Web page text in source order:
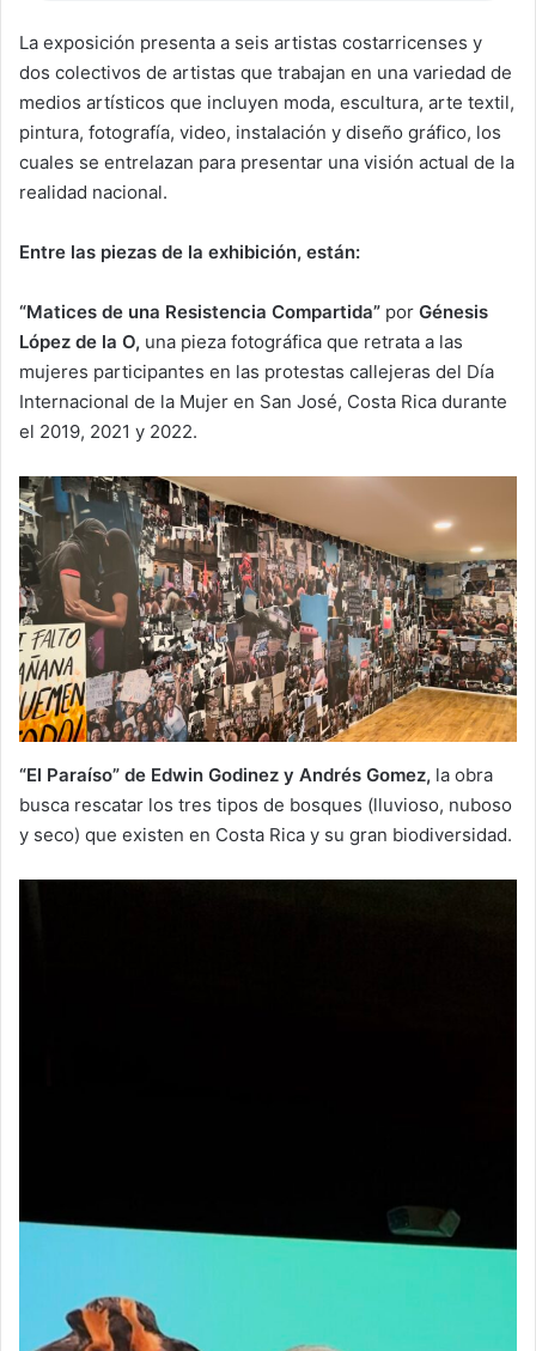
La exposición presenta a seis artistas costarricenses y
dos colectivos de artistas que trabajan en una variedad de
medios artísticos que incluyen moda, escultura, arte textil,
pintura, fotografía, video, instalación y diseño gráfico, los
cuales se entrelazan para presentar una visión actual de la
realidad nacional.
Entre las piezas de la exhibición, están:
“Matices de una Resistencia Compartida” por Génesis
López de la O, una pieza fotográfica que retrata a las
mujeres participantes en las protestas callejeras del Día
Internacional de la Mujer en San José, Costa Rica durante
el 2019, 2021 y 2022.
“El Paraíso” de Edwin Godinez y Andrés Gomez, la obra
busca rescatar los tres tipos de bosques (lluvioso, nuboso
y seco) que existen en Costa Rica y su gran biodiversidad.